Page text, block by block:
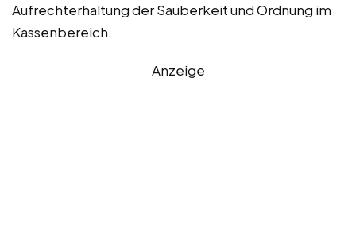
Aufrechterhaltung der Sauberkeit und Ordnung im
Kassenbereich.
Anzeige